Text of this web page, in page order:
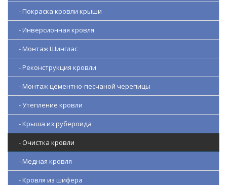
- Покраска кровли крыши
- Инверсионная кровля
- Монтаж Шинглас
- Реконструкция кровли
- Монтаж цементно-песчаной черепицы
- Утепление кровли
- Крыша из рубероида
- Очистка кровли
- Медная кровля
- Кровля из шифера